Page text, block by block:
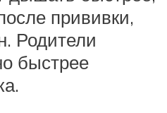
прививки,
Родители
быстрее